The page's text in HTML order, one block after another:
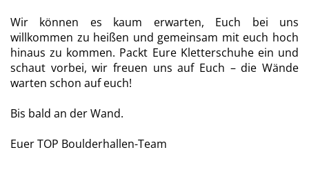
Wir können es kaum erwarten, Euch bei uns
willkommen zu heißen und gemeinsam mit euch hoch
hinaus zu kommen. Packt Eure Kletterschuhe ein und
schaut vorbei, wir freuen uns auf Euch – die Wände
warten schon auf euch!
Bis bald an der Wand.
Euer TOP Boulderhallen-Team